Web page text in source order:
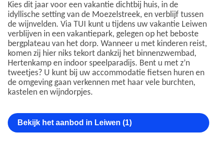
Kies dit jaar voor een vakantie dichtbij huis, in de
idyllische setting van de Moezelstreek, en verblijf tussen
de wijnvelden. Via TUI kunt u tijdens uw vakantie Leiwen
verblijven in een vakantiepark, gelegen op het beboste
bergplateau van het dorp. Wanneer u met kinderen reist,
komen zij hier niks tekort dankzij het binnenzwembad,
Hertenkamp en indoor speelparadijs. Bent u met z’n
tweetjes? U kunt bij uw accommodatie fietsen huren en
de omgeving gaan verkennen met haar vele burchten,
kastelen en wijndorpjes.
Bekijk het aanbod in Leiwen (1)